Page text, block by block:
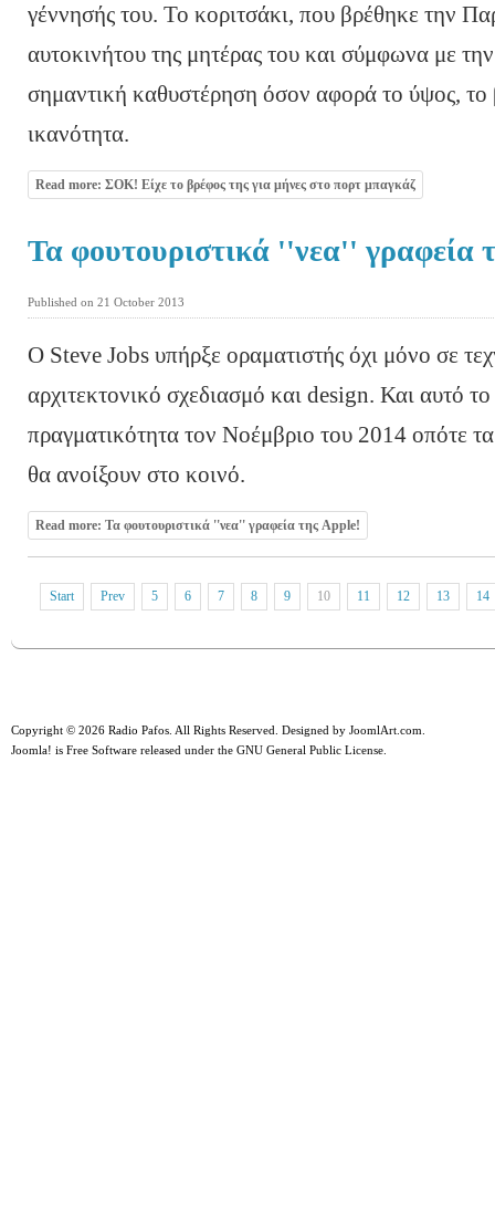
γέννησής του. Το κοριτσάκι, που βρέθηκε την
αυτοκινήτου της μητέρας του και σύμφωνα με
σημαντική καθυστέρηση όσον αφορά το ύψος, το
ικανότητα.
Read more: ΣΟΚ! Είχε το βρέφος της για μήνες στο πορτ μπαγκάζ
Τα φουτουριστικά ''νεα'' γραφεία
Published on 21 October 2013
Ο Steve Jobs υπήρξε οραματιστής όχι μόνο σε
αρχιτεκτονικό σχεδιασμό και design. Και αυτό
πραγματικότητα τον Νοέμβριο του 2014 οπότε
θα ανοίξουν στο κοινό.
Read more: Τα φουτουριστικά ''νεα'' γραφεία της Apple!
Start Prev 5 6 7 8 9 10 11 12 13 14
Copyright © 2026 Radio Pafos. All Rights Reserved. Designed by JoomlArt.com
Joomla! is Free Software released under the GNU General Public License.